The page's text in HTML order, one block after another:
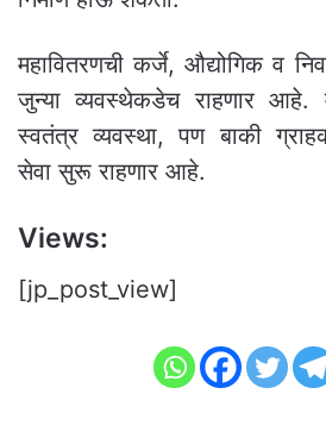
महावितरणची कर्जे, औद्योगिक व
जुन्या व्यवस्थेकडेच राहणार आहे.
स्वतंत्र व्यवस्था, पण बाकी
सेवा सुरू राहणार आहे.
Views:
[jp_post_view]